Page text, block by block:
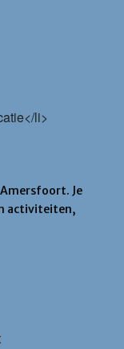
li>
Je
activiteiten,